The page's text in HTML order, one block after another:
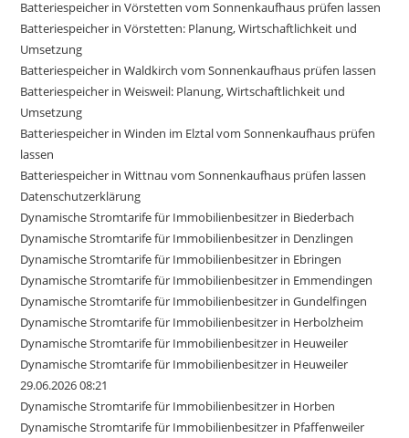
Batteriespeicher in Vörstetten vom Sonnenkaufhaus prüfen lassen
Batteriespeicher in Vörstetten: Planung, Wirtschaftlichkeit und
Umsetzung
Batteriespeicher in Waldkirch vom Sonnenkaufhaus prüfen lassen
Batteriespeicher in Weisweil: Planung, Wirtschaftlichkeit und
Umsetzung
Batteriespeicher in Winden im Elztal vom Sonnenkaufhaus prüfen
lassen
Batteriespeicher in Wittnau vom Sonnenkaufhaus prüfen lassen
Datenschutzerklärung
Dynamische Stromtarife für Immobilienbesitzer in Biederbach
Dynamische Stromtarife für Immobilienbesitzer in Denzlingen
Dynamische Stromtarife für Immobilienbesitzer in Ebringen
Dynamische Stromtarife für Immobilienbesitzer in Emmendingen
Dynamische Stromtarife für Immobilienbesitzer in Gundelfingen
Dynamische Stromtarife für Immobilienbesitzer in Herbolzheim
Dynamische Stromtarife für Immobilienbesitzer in Heuweiler
Dynamische Stromtarife für Immobilienbesitzer in Heuweiler
29.06.2026 08:21
Dynamische Stromtarife für Immobilienbesitzer in Horben
Dynamische Stromtarife für Immobilienbesitzer in Pfaffenweiler